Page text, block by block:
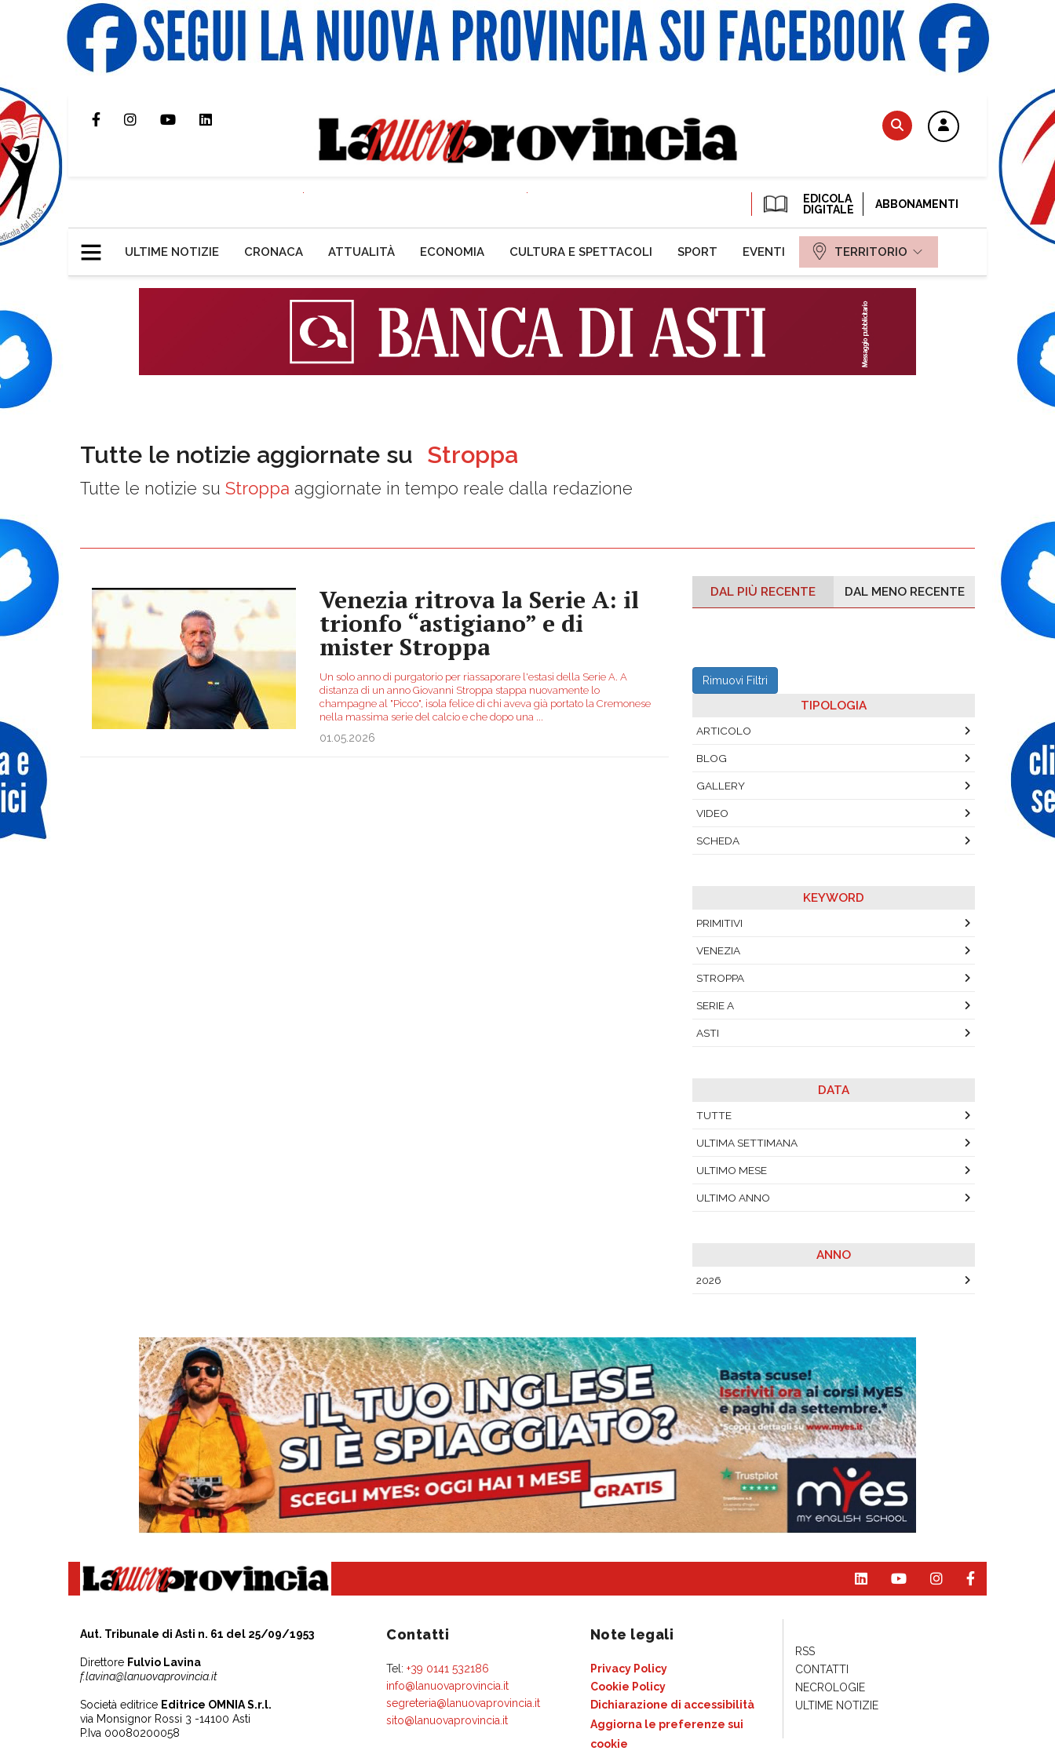
EDICOLA
DIGITALE
ABBONAMENTI
ULTIME NOTIZIE CRONACA ATTUALITÀ ECONOMIA CULTURA E SPETTACOLI SPORT EVENTI TERRITORIO
Tutte le notizie aggiornate su Stroppa
Tutte le notizie su Stroppa aggiornate in tempo reale dalla redazione
Venezia ritrova la Serie A: il
trionfo “astigiano” e di
mister Stroppa
Un solo anno di purgatorio per riassaporare l'estasi della Serie A. A
distanza di un anno Giovanni Stroppa stappa nuovamente lo
champagne al "Picco", isola felice di chi aveva già portato la Cremonese
nella massima serie del calcio e che dopo una
01.05.2026
DAL PIÙ RECENTE DAL MENO RECENTE
Rimuovi Filtri
TIPOLOGIA
ARTICOLO
BLOG
GALLERY
VIDEO
SCHEDA
KEYWORD
PRIMITIVI
VENEZIA
STROPPA
SERIE A
ASTI
DATA
TUTTE
ULTIMA SETTIMANA
ULTIMO MESE
ULTIMO ANNO
ANNO
2026
Aut. Tribunale di Asti n. 61 del 25/09/1953
Direttore Fulvio Lavina
f.lavina@lanuovaprovincia.it
Società editrice Editrice OMNIA S.r.l.
via Monsignor Rossi 3 -14100 Asti
P.Iva 00080200058
Contatti
Tel: +39 0141 532186
info@lanuovaprovincia.it
segreteria@lanuovaprovincia.it
sito@lanuovaprovincia.it
Note legali
Privacy Policy
Cookie Policy
Dichiarazione di accessibilità
Aggiorna le preferenze sui
cookie
RSS
CONTATTI
NECROLOGIE
ULTIME NOTIZIE